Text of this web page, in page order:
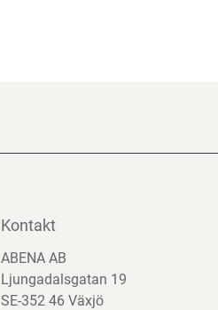
Kontakt
ABENA AB
Ljungadalsgatan 19
SE-352 46 Växjö